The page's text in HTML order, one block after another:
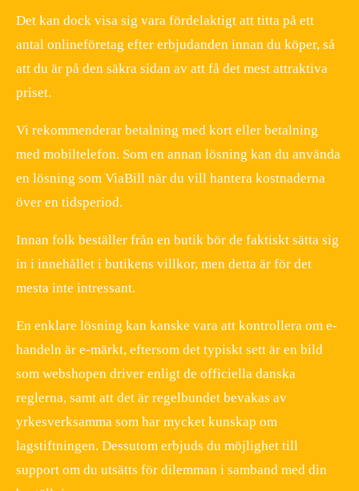
Det kan dock visa sig vara fördelaktigt att titta på ett
antal onlineföretag efter erbjudanden innan du köper, så
att du är på den säkra sidan av att få det mest attraktiva
priset.
Vi rekommenderar betalning med kort eller betalning
med mobiltelefon. Som en annan lösning kan du använda
en lösning som ViaBill när du vill hantera kostnaderna
över en tidsperiod.
Innan folk beställer från en butik bör de faktiskt sätta sig
in i innehållet i butikens villkor, men detta är för det
mesta inte intressant.
En enklare lösning kan kanske vara att kontrollera om e-
handeln är e-märkt, eftersom det typiskt sett är en bild
som webshopen driver enligt de officiella danska
reglerna, samt att det är regelbundet bevakas av
yrkesverksamma som har mycket kunskap om
lagstiftningen. Dessutom erbjuds du möjlighet till
support om du utsätts för dilemman i samband med din